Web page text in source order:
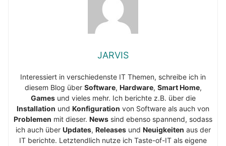
JARVIS
Interessiert in verschiedenste IT Themen, schreibe ich in
diesem Blog über Software, Hardware, Smart Home,
Gamesund vieles mehr. Ich berichte z.B. über die
Installation und Konfiguration von Software als auch von
Problemen mit dieser. News sind ebenso spannend, sodass
ich auch über Updates, Releasesund Neuigkeiten aus der
IT berichte. Letztendlich nutze ich Taste-of-IT als eigene